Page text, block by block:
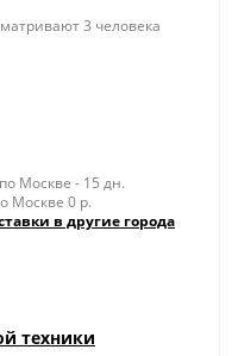
3 человека
Москве - 15 дн.
Москве 0 р.
в другие города
техники